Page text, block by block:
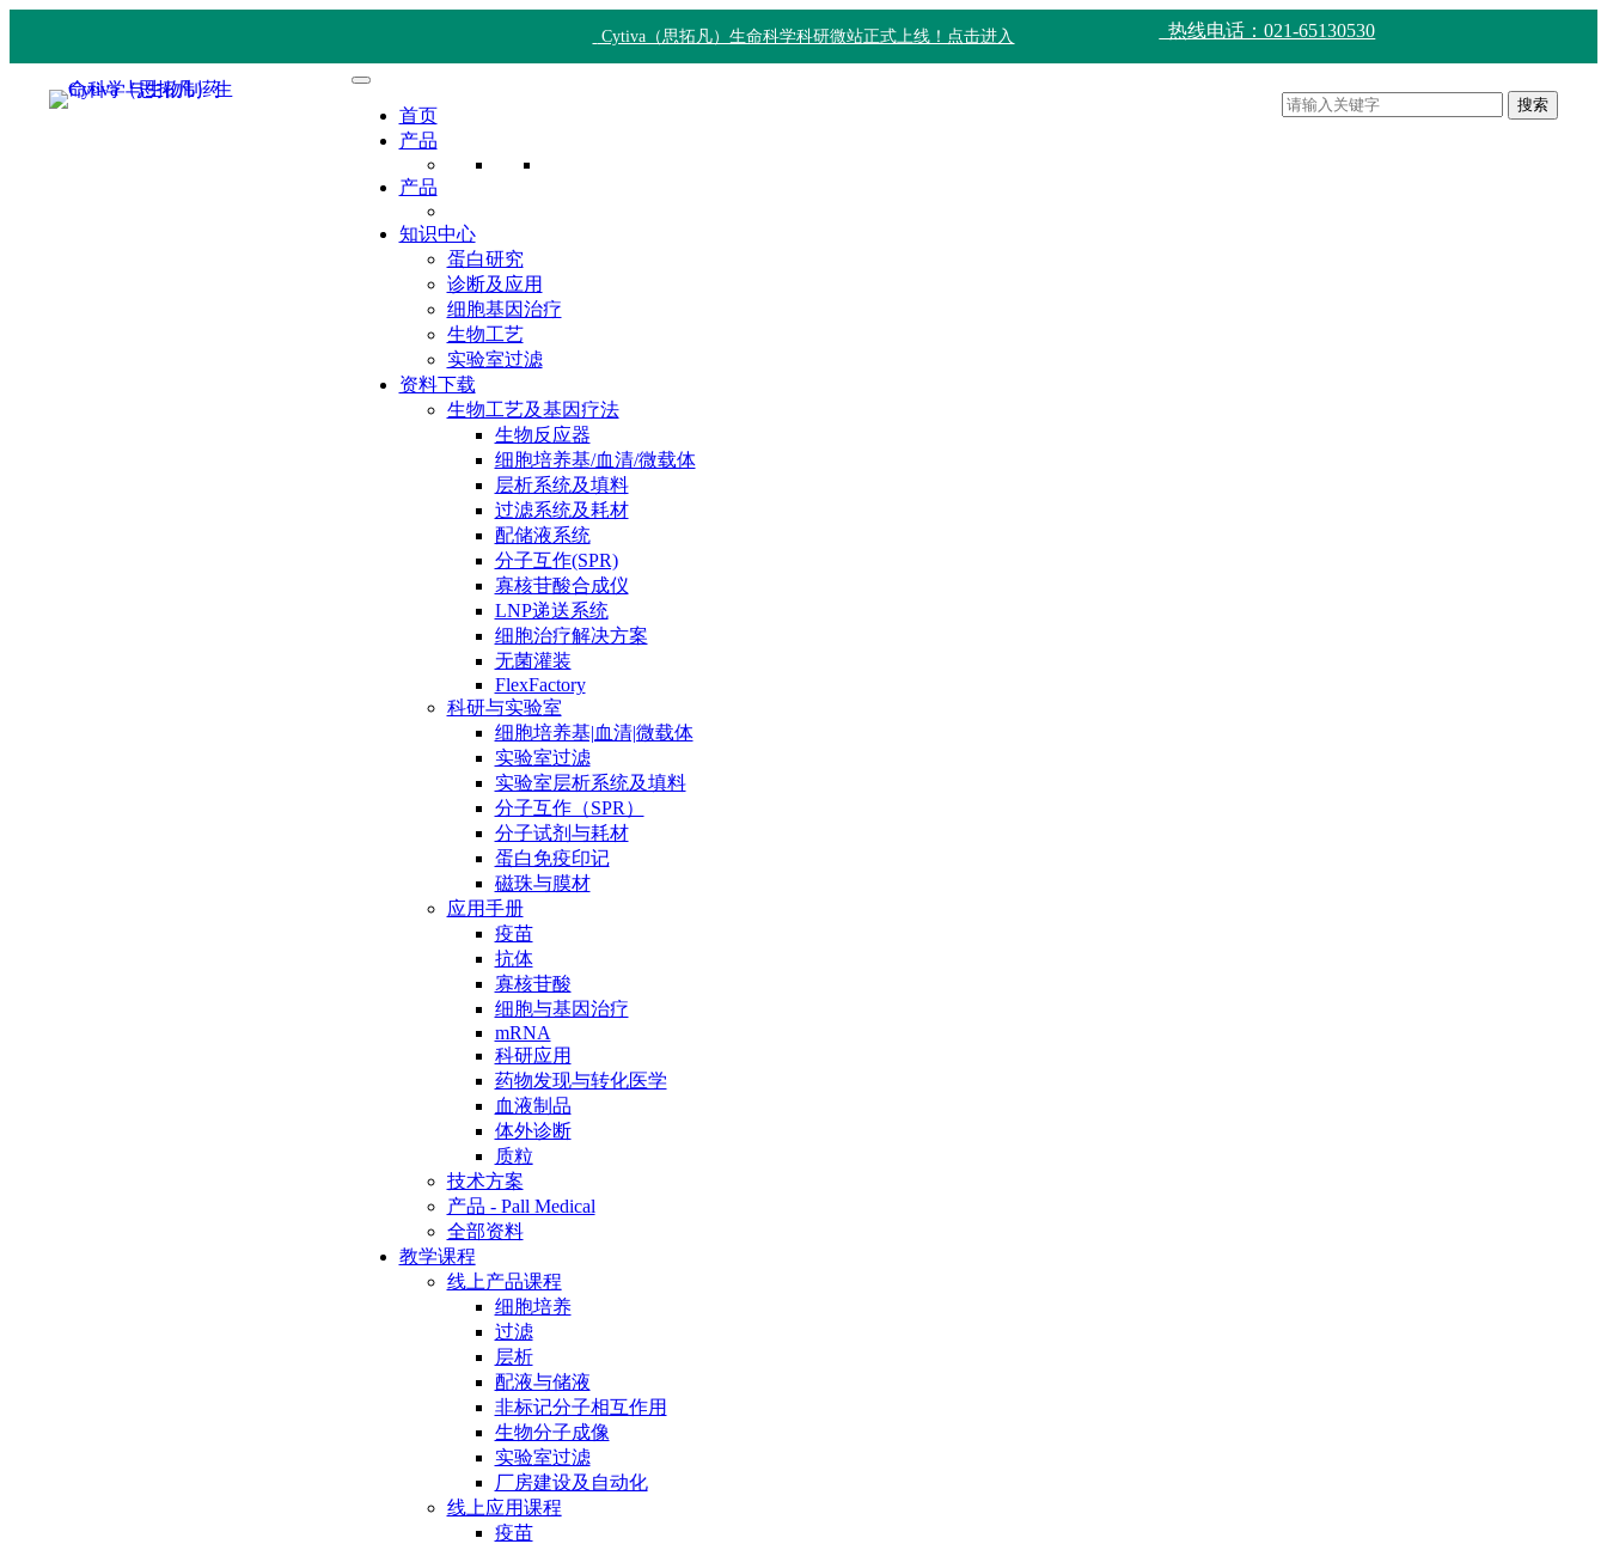
Cytiva（思拓凡）生命科学科研微站正式上线！点击进入 热线电话：021-65130530
首页
产品
产品
知识中心
蛋白研究
诊断及应用
细胞基因治疗
生物工艺
实验室过滤
资料下载
生物工艺及基因疗法
生物反应器
细胞培养基/血清/微载体
层析系统及填料
过滤系统及耗材
配储液系统
分子互作(SPR)
寡核苷酸合成仪
LNP递送系统
细胞治疗解决方案
无菌灌装
FlexFactory
科研与实验室
细胞培养基|血清|微载体
实验室过滤
实验室层析系统及填料
分子互作（SPR）
分子试剂与耗材
蛋白免疫印记
磁珠与膜材
应用手册
疫苗
抗体
寡核苷酸
细胞与基因治疗
mRNA
科研应用
药物发现与转化医学
血液制品
体外诊断
质粒
技术方案
产品 - Pall Medical
全部资料
教学课程
线上产品课程
细胞培养
过滤
层析
配液与储液
非标记分子相互作用
生物分子成像
实验室过滤
厂房建设及自动化
线上应用课程
疫苗